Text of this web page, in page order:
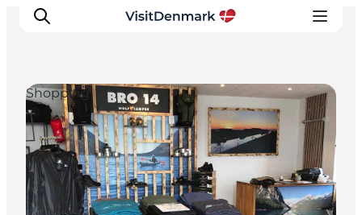
Ispirazioni
Dove andare
Cosa fare
Dove dormire
Shopping